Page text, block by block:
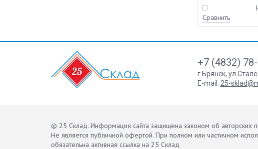
Сравнить
+7 (4832)
г.Брянск,
E-mail: 25-
© 25 Склад. Информация сайта защищена законом об авторских
Не является публичной офертой. При полном или частичном
обязательна активная ссылка на 25 Склад